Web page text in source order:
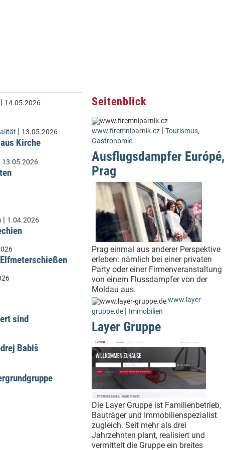
| 14.05.2026
| 13.05.2026
Kirche
13.05.2026
| 1.04.2026
sind
Babiš
Seitenblick
www.firemniparnik.cz | Tourismus,
Gastronomie
Ausflugsdampfer Európé,
Prag
Prag einmal aus anderer Perspektive
erleben: nämlich bei einer privaten
Party oder einer Firmenveranstaltung
von einem Flussdampfer von der
Moldau aus.
www.layer-
gruppe.de | Immobilien
Layer Gruppe
Die Layer Gruppe ist Familienbetrieb,
Bauträger und Immobilienspezialist
zugleich. Seit mehr als drei
Jahrzehnten plant, realisiert und
vermittelt die Gruppe ein breites